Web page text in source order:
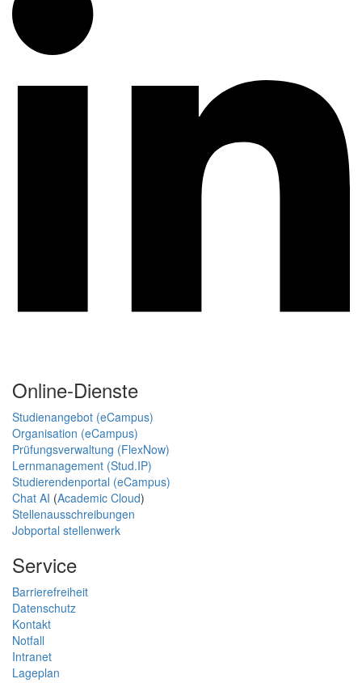
Online-Dienste
Studienangebot (eCampus)
Organisation (eCampus)
Prüfungsverwaltung (FlexNow)
Lernmanagement (Stud.IP)
Studierendenportal (eCampus)
Chat AI (Academic Cloud)
Stellenausschreibungen
Jobportal stellenwerk
Service
Barrierefreiheit
Datenschutz
Kontakt
Notfall
Intranet
Lageplan